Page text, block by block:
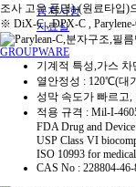
공지사항
자료실
GROUPWARE
조사 고유 품명)-(원료타입)
※ DiX-C , DPX-C ,
기계적 특성,가스
열안정성 : 120℃(대
성막 속도가 빠르고
적용 규격 : Mil-I-
FDA Drug and Device
USP Class VI
ISO 10993 for
CAS No : 228804-46-